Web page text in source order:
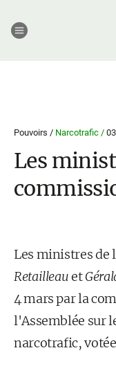
Pouvoirs / Narcotrafic /
Les
Les ministres de
Retailleauet
4 mars par la
l'Assemblée sur
narcotrafic,